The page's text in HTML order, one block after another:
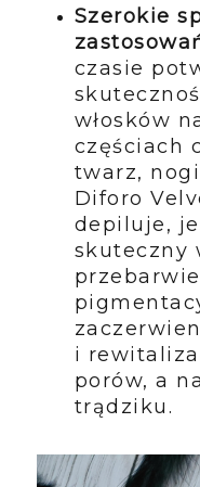
Szerokie
czasie
włosków
częściach
twarz,
Diforo
depiluje,
skuteczny
i
porów, a
trądziku.